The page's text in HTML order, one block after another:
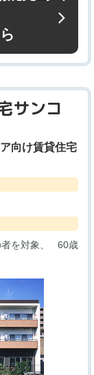
サンコ
向け賃貸住宅
を対象
60歳